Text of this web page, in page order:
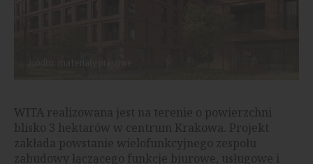
WITA realizowana jest na terenie o powierzchni
blisko 3 hektarów w centrum Krakowa. Projekt
zakłada powstanie wielofunkcyjnego zespołu
zabudowy łączącego funkcje biurowe, usługowe i